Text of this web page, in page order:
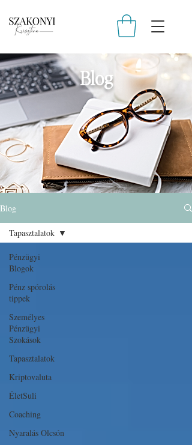
Blog
Blog
Pénzügyi
Blogok
Pénz spórolás
tippek
Személyes
Pénzügyi
Szokások
Tapasztalatok
Kriptovaluta
ÉletSuli
Coaching
Nyaralás Olcsón
Tapasztalatok